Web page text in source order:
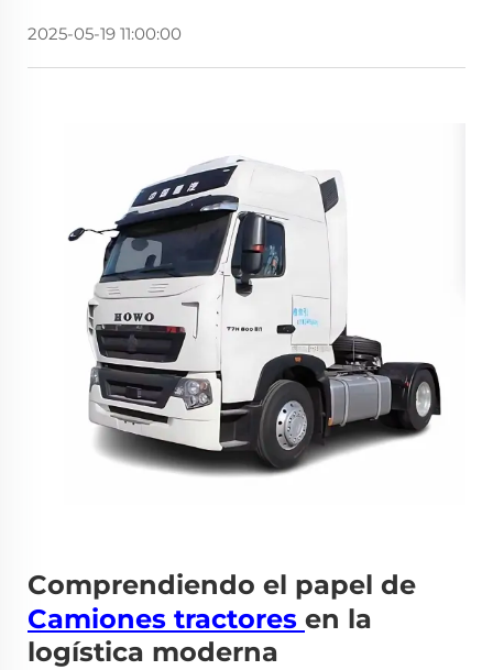
2025-05-19 11:00:00
Comprendiendo el papel de
Camiones tractores en la
logística moderna